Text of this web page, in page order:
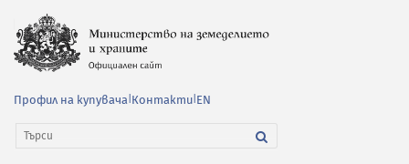
Профил на купувача Контакти EN